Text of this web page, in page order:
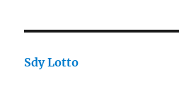
Sdy Lotto